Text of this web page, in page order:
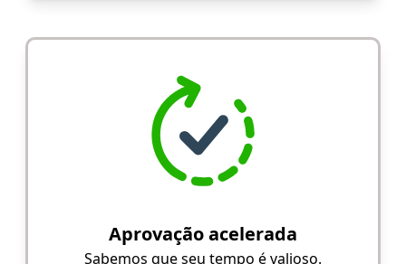
Aprovação acelerada
Sabemos que seu tempo é valioso.